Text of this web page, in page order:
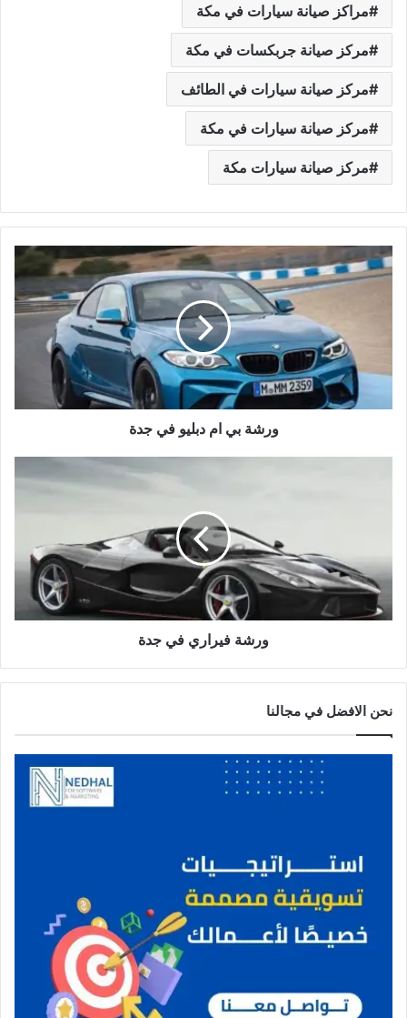
مراكز صيانة سيارات في مكة
مركز صيانة جربكسات في مكة
مركز صيانة سيارات في الطائف
مركز صيانة سيارات في مكة
مركز صيانة سيارات مكة
و
ر
د
ة
ورشة بي ام دبليو في جدة
ر
ر
د
ة
ورشة فيراري في جدة
نحن الافضل في مجالنا